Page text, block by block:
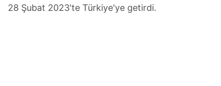
sınırlı olarak açık rızanız dahilinde kullanılacaktır.
28 Şubat 2023'te Türkiye'ye getirdi.